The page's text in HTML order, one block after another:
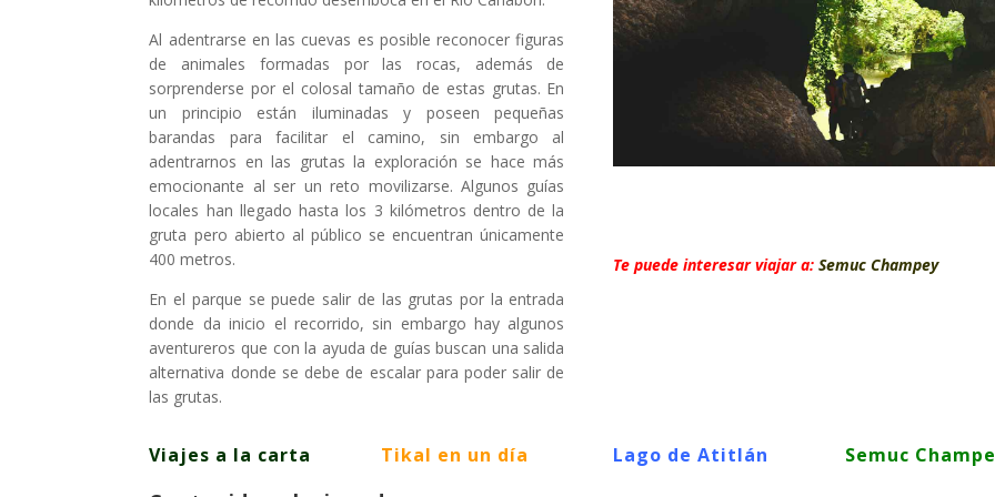
Al adentrarse en las cuevas es posible reconocer figuras
de animales formadas por las rocas, además de
sorprenderse por el colosal tamaño de estas grutas. En
un principio están iluminadas y poseen pequeñas
barandas para facilitar el camino, sin embargo al
adentrarnos en las grutas la exploración se hace más
emocionante al ser un reto movilizarse. Algunos guías
locales han llegado hasta los 3 kilómetros dentro de la
gruta pero abierto al público se encuentran únicamente
400 metros.
En el parque se puede salir de las grutas por la entrada
donde da inicio el recorrido, sin embargo hay algunos
aventureros que con la ayuda de guías buscan una salida
alternativa donde se debe de escalar para poder salir de
las grutas.
Te puede interesar viajar a: Semuc Champey
Viajes a la carta Tikal en un día Lago de Atitlán Semuc